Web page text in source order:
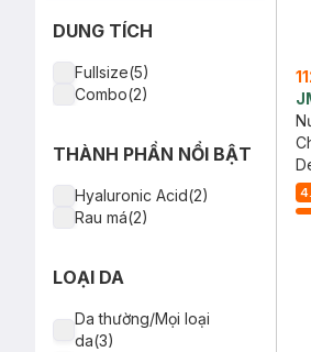
DUNG TÍCH
Fullsize(5)
Combo(2)
THÀNH PHẦN NỔI BẬT
Hyaluronic Acid(2)
Rau má(2)
LOẠI DA
Da thường/Mọi loại
da(3)